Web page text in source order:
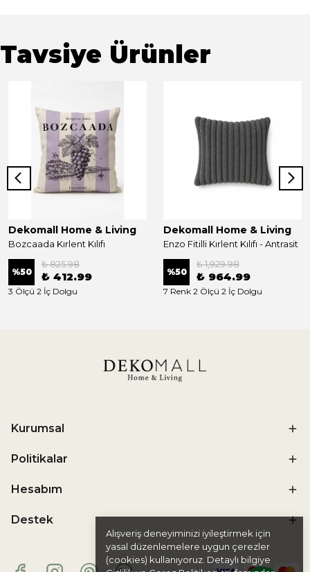
Alışveriş deneyiminizi iyileştirmek için
yasal düzenlemelere uygun çerezler
(cookies) kullanıyoruz. Detaylı bilgiye
Tavsiye Ürünler
Dekomall Home & Living
Bozcaada Kırlent Kılıfı
%50
₺ 825.98
₺ 412.99
3 Ölçü 2 İç Dolgu
Dekomall Home & Living
Enzo Fitilli Kırlent Kılıfı - Antrasit
%50
₺ 1,929.98
₺ 964.99
7 Renk 2 Ölçü 2 İç Dolgu
Kurumsal
Politikalar
Hesabım
Destek